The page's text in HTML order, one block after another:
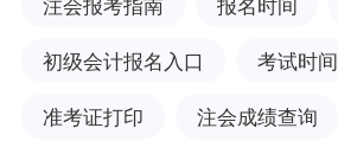
初级会计报名入口
考试时间
准考证打印
注会成绩查询